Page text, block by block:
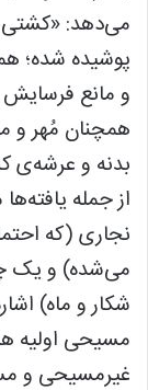
می‌دهد:
پوشیده شده؛
و مانع
همچنان مُهر و
بدنه و عرشه‌ی
از جمله
نجاری (که
می‌شده) و یک
شکار و ماه)
مسیحی اولیه
غیرمسیحی و